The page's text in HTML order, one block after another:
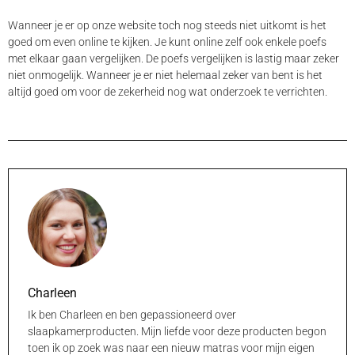
Wanneer je er op onze website toch nog steeds niet uitkomt is het
goed om even online te kijken. Je kunt online zelf ook enkele poefs
met elkaar gaan vergelijken. De poefs vergelijken is lastig maar zeker
niet onmogelijk. Wanneer je er niet helemaal zeker van bent is het
altijd goed om voor de zekerheid nog wat onderzoek te verrichten.
Charleen
Ik ben Charleen en ben gepassioneerd over
slaapkamerproducten. Mijn liefde voor deze producten begon
toen ik op zoek was naar een nieuw matras voor mijn eigen